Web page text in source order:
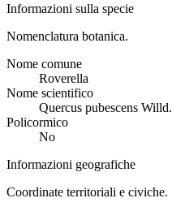
Informazioni sulla specie
Nomenclatura botanica.
Nome comune
Roverella
Nome scientifico
Quercus pubescens Willd.
Policormico
No
Informazioni geografiche
Coordinate territoriali e civiche.